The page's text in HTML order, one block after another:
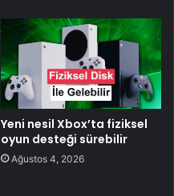
Yeni nesil Xbox’ta fiziksel
oyun desteği sürebilir
Ağustos 4, 2026